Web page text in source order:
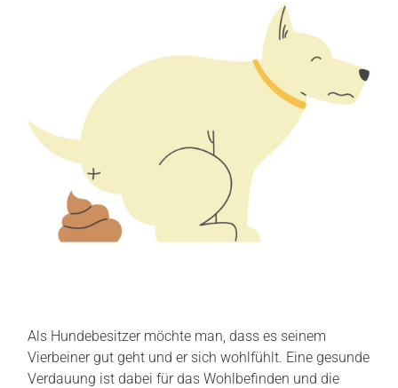
Als Hundebesitzer möchte man, dass es seinem
Vierbeiner gut geht und er sich wohlfühlt. Eine gesunde
Verdauung ist dabei für das Wohlbefinden und die